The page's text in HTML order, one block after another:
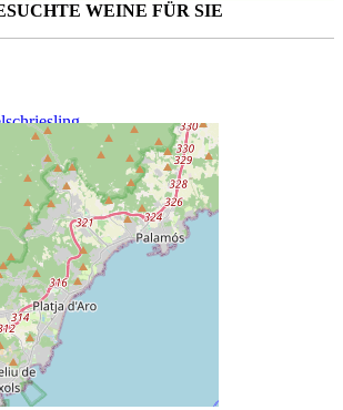
WEINE FÜR SIE
Raspberry Liqueur
Port 'Limited Edition 2021'
PFÄFFIKON